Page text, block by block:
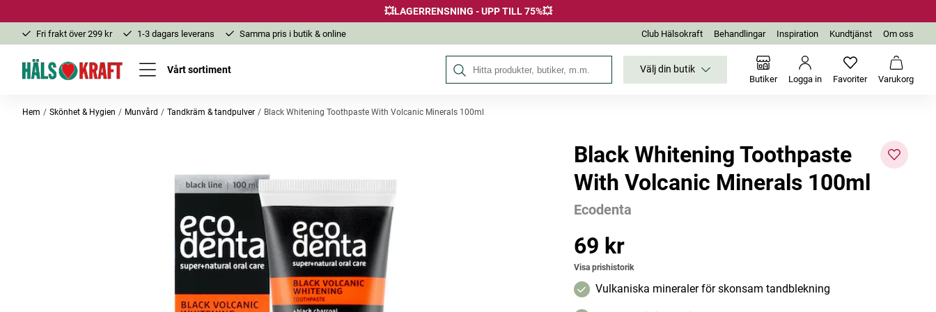
💥LAGERRENSNING - UPP TILL 75%💥
Fri frakt över 299 kr 1-3 dagars leverans Samma pris i butik & online Club Hälsokraft Behandlingar Inspiration Kundtjänst Om oss
Vårt sortiment Sök på Hälsokraft Välj din butik
Butiker Logga in FavoriterInga favoriter
Varukorg
Hem Skönhet & Hygien Munvård Tandkräm & tandpulver Black Whitening Toothpaste With Volcanic Minerals 100ml
Andra köpte också
-20%
Black Whitening Toothpaste
With Volcanic Minerals 100ml
Ecodenta
Pris: 69 kr
69 kr
Visa prishistorik
Vulkaniska mineraler för skonsam tandblekning